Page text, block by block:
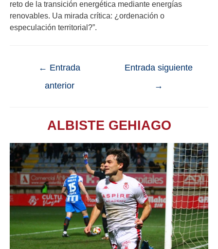
reto de la transición energética mediante energías
renovables. Ua mirada crítica: ¿ordenación o
especulación territorial?”.
← Entrada
anterior
Entrada siguiente
→
ALBISTE GEHIAGO